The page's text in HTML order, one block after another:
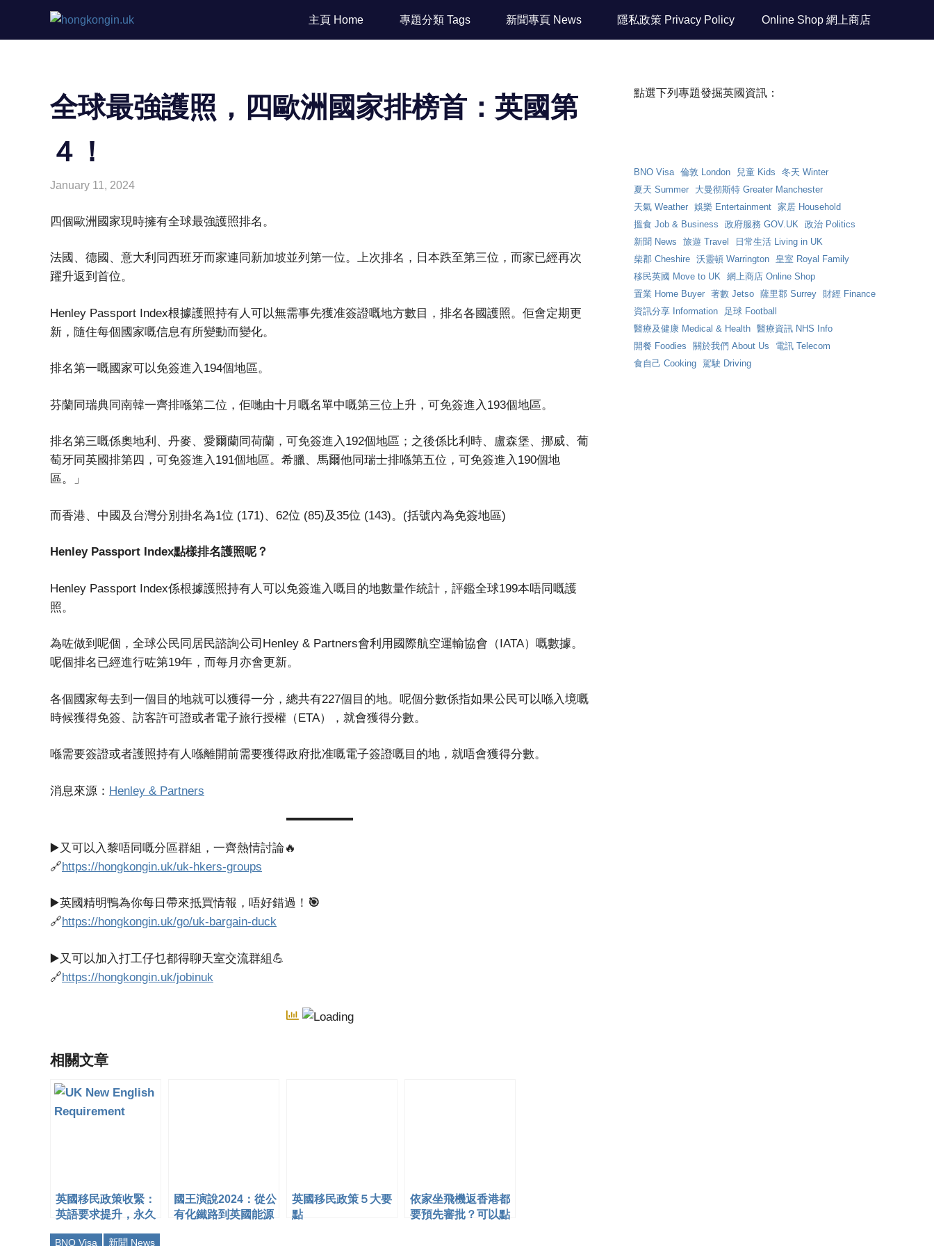
content
UK
主頁 Home 專題分類 Tags 新聞專頁 News 隱私政策 Privacy Policy Online Shop 網上商店
全球最強護照，四歐洲國家排榜首：英國第
４！
January 11, 2024
四個歐洲國家現時擁有全球最強護照排名。
法國、德國、意大利同西班牙而家連同新加坡並列第一位。上次排名，日本跌至第三位，而家已經再次
躍升返到首位。
Henley Passport Index根據護照持有人可以無需事先獲准簽證嘅地方數目，排名各國護照。佢會定期更
新，隨住每個國家嘅信息有所變動而變化。
排名第一嘅國家可以免簽進入194個地區。
芬蘭同瑞典同南韓一齊排喺第二位，佢哋由十月嘅名單中嘅第三位上升，可免簽進入193個地區。
排名第三嘅係奧地利、丹麥、愛爾蘭同荷蘭，可免簽進入192個地區；之後係比利時、盧森堡、挪威、葡
萄牙同英國排第四，可免簽進入191個地區。希臘、馬爾他同瑞士排喺第五位，可免簽進入190個地
區。」
而香港、中國及台灣分別掛名為1位 (171)、62位 (85)及35位 (143)。(括號內為免簽地區)
Henley Passport Index點樣排名護照呢？
Henley Passport Index係根據護照持有人可以免簽進入嘅目的地數量作統計，評鑑全球199本唔同嘅護
照。
為咗做到呢個，全球公民同居民諮詢公司Henley & Partners會利用國際航空運輸協會（IATA）嘅數據。
呢個排名已經進行咗第19年，而每月亦會更新。
各個國家每去到一個目的地就可以獲得一分，總共有227個目的地。呢個分數係指如果公民可以喺入境嘅
時候獲得免簽、訪客許可證或者電子旅行授權（ETA），就會獲得分數。
喺需要簽證或者護照持有人喺離開前需要獲得政府批准嘅電子簽證嘅目的地，就唔會獲得分數。
消息來源： Henley & Partners
▶️又可以入黎唔同嘅分區群組，一齊熱情討論🔥
🔗https://hongkongin.uk/uk-hkers-groups
▶️英國精明鴨為你每日帶來抵買情報，唔好錯過！ 🎯
🔗https://hongkongin.uk/go/uk-bargain-duck
▶️又可以加入打工仔乜都得聊天室交流群組💪
🔗https://hongkongin.uk/jobinuk
相關文章
英國移民政策收緊：
英語要求提升，永久
國王演說2024：從公
有化鐵路到英國能源
英國移民政策５大要
點
依家坐飛機返香港都
要預先審批？可以點
BNO Visa 新聞 News
點選下列專題發掘英國資訊：
BNO Visa 倫敦 London 兒童 Kids
冬天 Winter
夏天 Summer
大曼彻斯特 Greater Manchester
天氣 Weather 娛樂 Entertainment 家居 Household
搵食 Job & Business
政府服務 GOV.UK 政治 Politics
新聞 News
旅遊 Travel
日常生活 Living in UK
柴郡 Cheshire 沃靈頓 Warrington
皇室 Royal Family
移民英國 Move to UK 網上商店 Online Shop
置業 Home Buyer 著數 Jetso 薩里郡 Surrey
財經 Finance
資訊分享 Information
足球 Football
醫療及健康 Medical & Health 醫療資訊 NHS Info
開餐 Foodies
關於我們 About Us
電訊 Telecom
食自己 Cooking
駕駛 Driving